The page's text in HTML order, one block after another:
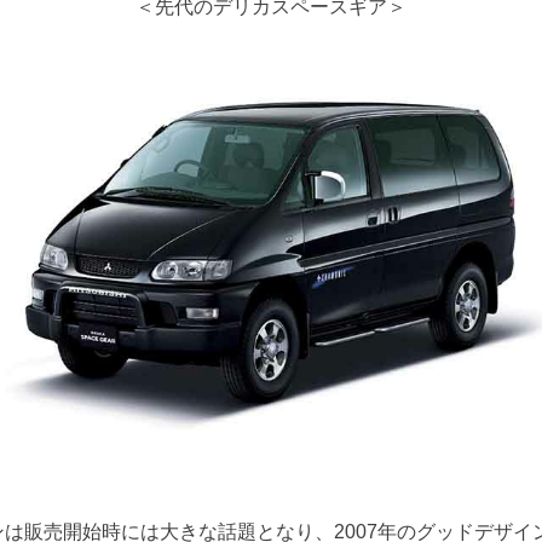
＜先代のデリカスペースギア＞
販売開始時には大きな話題となり、2007年のグッドデザイ